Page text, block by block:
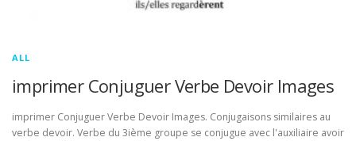
ALL
imprimer Conjuguer Verbe Devoir Images
imprimer Conjuguer Verbe Devoir Images. Conjugaisons similaires au
verbe devoir. Verbe du 3ième groupe se conjugue avec l'auxiliaire avoir